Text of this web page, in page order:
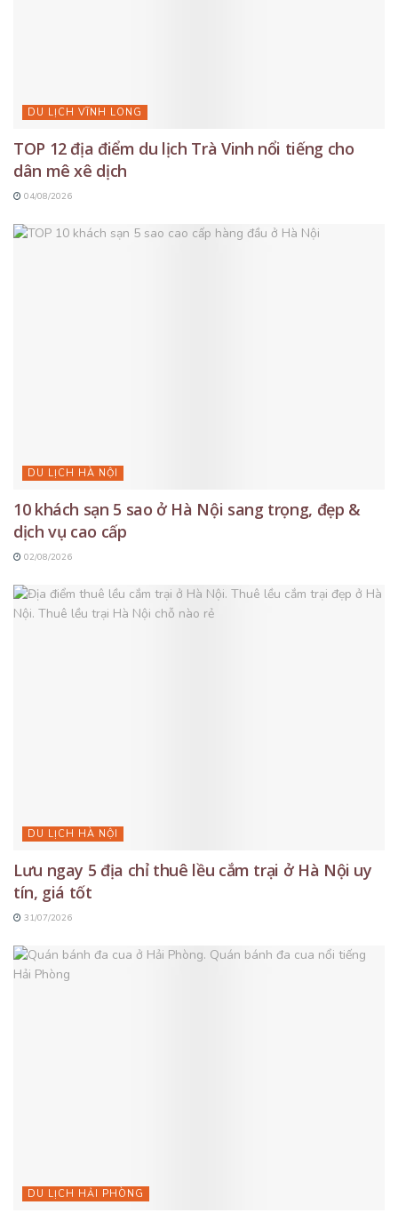
DU LỊCH VĨNH LONG
TOP 12 địa điểm du lịch Trà Vinh nổi tiếng cho
dân mê xê dịch
04/08/2026
DU LỊCH HÀ NỘI
10 khách sạn 5 sao ở Hà Nội sang trọng, đẹp &
dịch vụ cao cấp
02/08/2026
DU LỊCH HÀ NỘI
Lưu ngay 5 địa chỉ thuê lều cắm trại ở Hà Nội uy
tín, giá tốt
31/07/2026
DU LỊCH HẢI PHÒNG